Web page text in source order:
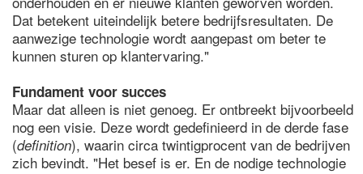
Dat betekent uiteindelijk betere bedrijfsresultaten. De
aanwezige technologie wordt aangepast om beter te
kunnen sturen op klantervaring."
Fundament voor succes
Maar dat alleen is niet genoeg. Er ontbreekt bijvoorbeeld
nog een visie. Deze wordt gedefinieerd in de derde fase
(definition), waarin circa twintigprocent van de bedrijven
zich bevindt. "Het besef is er. En de nodige technologie